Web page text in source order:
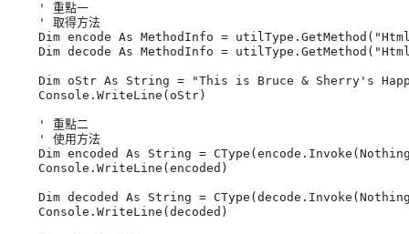
    ' 重點一
    ' 取得方法
Dim encode As MethodInfo =
Dim decode As MethodInfo =
Dim oStr As String = "This is Bruce & Sherry's
    Console.WriteLine(oStr)
    ' 重點二
    ' 使用方法
Dim encoded As String =
    Console.WriteLine(encoded)
Dim decoded As String =
    Console.WriteLine(decoded)